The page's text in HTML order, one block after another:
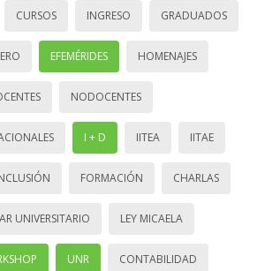
CURSOS INGRESO GRADUADOS
EFEMÉRIDES HOMENAJES
NODOCENTES
I + D IITEA IITAE
FORMACIÓN CHARLAS
UNIVERSITARIO LEY MICAELA
UNR CONTABILIDAD